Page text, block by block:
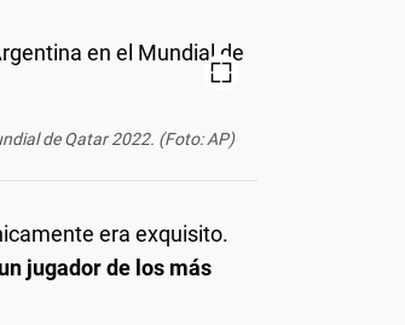
de Qatar 2022. (Foto: AP)
era exquisito.
jugador de los más